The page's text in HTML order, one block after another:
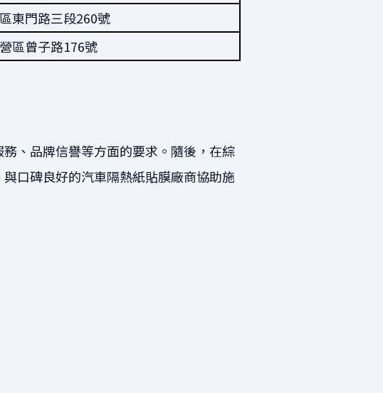
東門路三段260號
區曾子路176號
、品牌信譽等方面的要求。隨後，在綜
口碑良好的汽車隔熱紙貼膜廠商協助施